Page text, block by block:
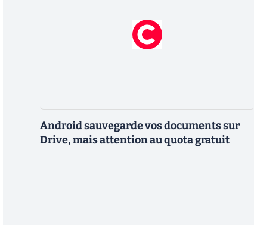
Android sauvegarde vos documents sur
Drive, mais attention au quota gratuit